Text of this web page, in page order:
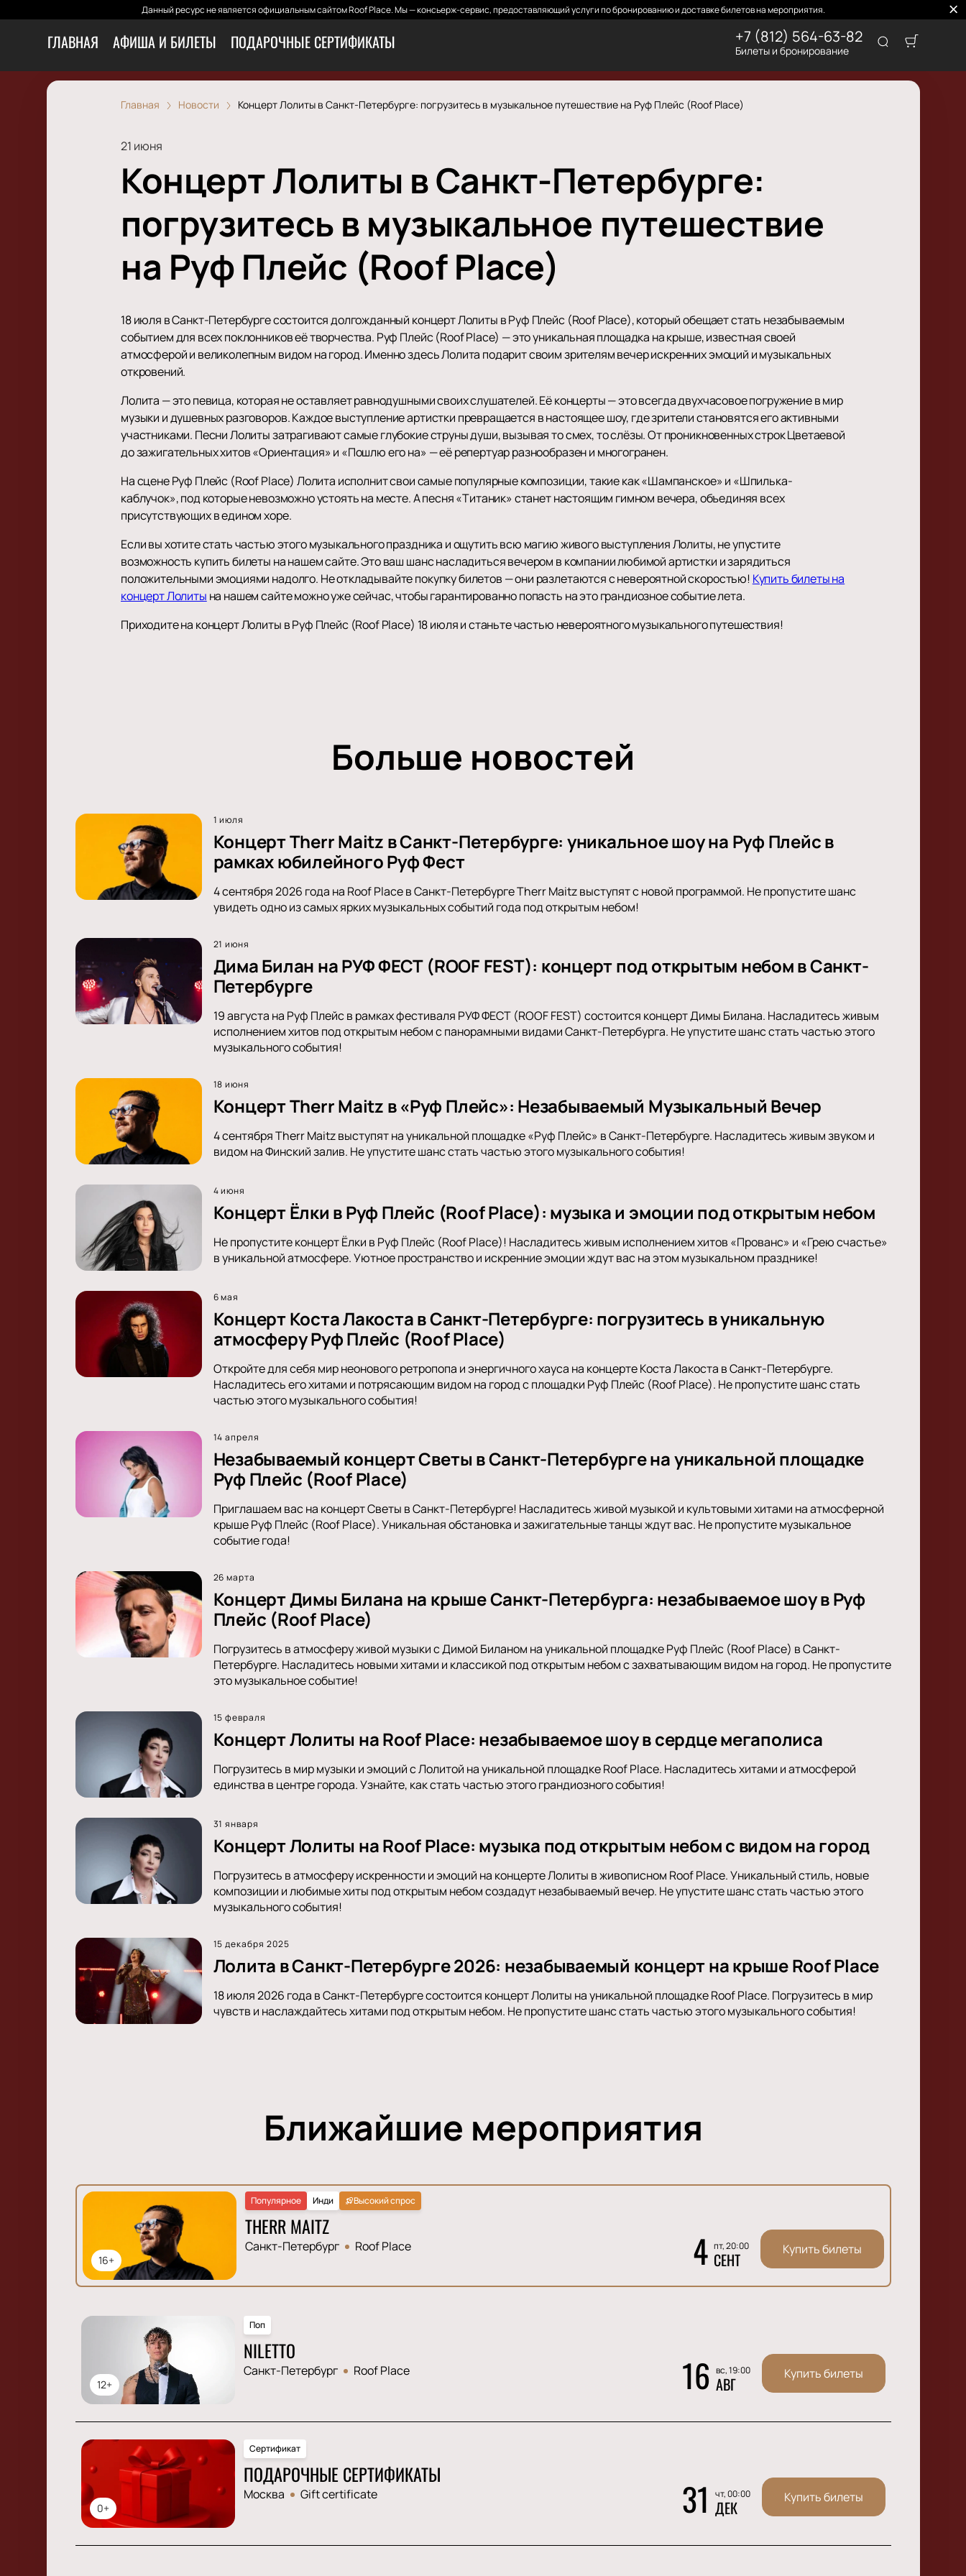
Данный ресурс не является официальным сайтом Roof Place. Мы — консьерж-сервис, предоставляющий услуги по бронированию и доставке билетов на мероприятия.
ГЛАВНАЯ АФИША И БИЛЕТЫ ПОДАРОЧНЫЕ СЕРТИФИКАТЫ +7 (812) 564-63-82
Билеты и бронирование
Главная Новости Концерт Лолиты в Санкт-Петербурге: погрузитесь в музыкальное путешествие на Руф Плейс (Roof Place)
21 июня
Концерт Лолиты в Санкт-Петербурге:
погрузитесь в музыкальное путешествие
на Руф Плейс (Roof Place)
18 июля в Санкт-Петербурге состоится долгожданный концерт Лолиты в Руф Плейс (Roof Place), который обещает стать незабываемым
событием для всех поклонников её творчества. Руф Плейс (Roof Place) — это уникальная площадка на крыше, известная своей
атмосферой и великолепным видом на город. Именно здесь Лолита подарит своим зрителям вечер искренних эмоций и музыкальных
откровений.
Лолита — это певица, которая не оставляет равнодушными своих слушателей. Её концерты — это всегда двухчасовое погружение в мир
музыки и душевных разговоров. Каждое выступление артистки превращается в настоящее шоу, где зрители становятся его активными
участниками. Песни Лолиты затрагивают самые глубокие струны души, вызывая то смех, то слёзы. От проникновенных строк Цветаевой
до зажигательных хитов «Ориентация» и «Пошлю его на» — её репертуар разнообразен и многогранен.
На сцене Руф Плейс (Roof Place) Лолита исполнит свои самые популярные композиции, такие как «Шампанское» и «Шпилька-
каблучок», под которые невозможно устоять на месте. А песня «Титаник» станет настоящим гимном вечера, объединяя всех
присутствующих в едином хоре.
Если вы хотите стать частью этого музыкального праздника и ощутить всю магию живого выступления Лолиты, не упустите
возможность купить билеты на нашем сайте. Это ваш шанс насладиться вечером в компании любимой артистки и зарядиться
положительными эмоциями надолго. Не откладывайте покупку билетов — они разлетаются с невероятной скоростью! Купить билеты на
концерт Лолиты на нашем сайте можно уже сейчас, чтобы гарантированно попасть на это грандиозное событие лета.
Приходите на концерт Лолиты в Руф Плейс (Roof Place) 18 июля и станьте частью невероятного музыкального путешествия!
Больше новостей
1 июля
Концерт Therr Maitz в Санкт-Петербурге: уникальное шоу на Руф Плейс в
рамках юбилейного Руф Фест
4 сентября 2026 года на Roof Place в Санкт-Петербурге Therr Maitz выступят с новой программой. Не пропустите шанс
увидеть одно из самых ярких музыкальных событий года под открытым небом!
21 июня
Дима Билан на РУФ ФЕСТ (ROOF FEST): концерт под открытым небом в Санкт-
Петербурге
19 августа на Руф Плейс в рамках фестиваля РУФ ФЕСТ (ROOF FEST) состоится концерт Димы Билана. Насладитесь живым
исполнением хитов под открытым небом с панорамными видами Санкт-Петербурга. Не упустите шанс стать частью этого
музыкального события!
18 июня
Концерт Therr Maitz в «Руф Плейс»: Незабываемый Музыкальный Вечер
4 сентября Therr Maitz выступят на уникальной площадке «Руф Плейс» в Санкт-Петербурге. Насладитесь живым звуком и
видом на Финский залив. Не упустите шанс стать частью этого музыкального события!
4 июня
Концерт Ёлки в Руф Плейс (Roof Place): музыка и эмоции под открытым небом
Не пропустите концерт Ёлки в Руф Плейс (Roof Place)! Насладитесь живым исполнением хитов «Прованс» и «Грею счастье»
в уникальной атмосфере. Уютное пространство и искренние эмоции ждут вас на этом музыкальном празднике!
6 мая
Концерт Коста Лакоста в Санкт-Петербурге: погрузитесь в уникальную
атмосферу Руф Плейс (Roof Place)
Откройте для себя мир неонового ретропопа и энергичного хауса на концерте Коста Лакоста в Санкт-Петербурге.
Насладитесь его хитами и потрясающим видом на город с площадки Руф Плейс (Roof Place). Не пропустите шанс стать
частью этого музыкального события!
14 апреля
Незабываемый концерт Светы в Санкт-Петербурге на уникальной площадке
Руф Плейс (Roof Place)
Приглашаем вас на концерт Светы в Санкт-Петербурге! Насладитесь живой музыкой и культовыми хитами на атмосферной
крыше Руф Плейс (Roof Place). Уникальная обстановка и зажигательные танцы ждут вас. Не пропустите музыкальное
событие года!
26 марта
Концерт Димы Билана на крыше Санкт-Петербурга: незабываемое шоу в Руф
Плейс (Roof Place)
Погрузитесь в атмосферу живой музыки с Димой Биланом на уникальной площадке Руф Плейс (Roof Place) в Санкт-
Петербурге. Насладитесь новыми хитами и классикой под открытым небом с захватывающим видом на город. Не пропустите
это музыкальное событие!
15 февраля
Концерт Лолиты на Roof Place: незабываемое шоу в сердце мегаполиса
Погрузитесь в мир музыки и эмоций с Лолитой на уникальной площадке Roof Place. Насладитесь хитами и атмосферой
единства в центре города. Узнайте, как стать частью этого грандиозного события!
31 января
Концерт Лолиты на Roof Place: музыка под открытым небом с видом на город
Погрузитесь в атмосферу искренности и эмоций на концерте Лолиты в живописном Roof Place. Уникальный стиль, новые
композиции и любимые хиты под открытым небом создадут незабываемый вечер. Не упустите шанс стать частью этого
музыкального события!
15 декабря 2025
Лолита в Санкт-Петербурге 2026: незабываемый концерт на крыше Roof Place
18 июля 2026 года в Санкт-Петербурге состоится концерт Лолиты на уникальной площадке Roof Place. Погрузитесь в мир
чувств и наслаждайтесь хитами под открытым небом. Не пропустите шанс стать частью этого музыкального события!
Ближайшие мероприятия
16+
Инди
Популярное Высокий спрос
THERR MAITZ
Санкт-Петербург Roof Place 4 пт, 20:00
СЕНТ Купить билеты
12+
Поп
NILETTO
Санкт-Петербург Roof Place 16 вс, 19:00
АВГ Купить билеты
0+
Сертификат
ПОДАРОЧНЫЕ СЕРТИФИКАТЫ
Москва Gift certificate 31 чт, 00:00
ДЕК Купить билеты